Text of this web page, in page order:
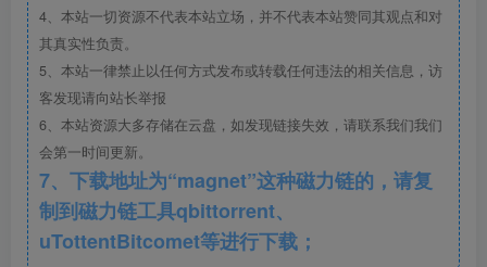
户外防腐竹木、防腐木平台施工图画法介绍-1
地面做法按常规处理方式即可，从整体看防腐竹木、防腐木
地板做法可分为无支墩式和有支墩式两种做法。常用做法为
无支墩式钢龙骨和有支墩式木龙骨做法。
4、本站一切资源不代表本站立场，并不代表本站赞同其观点和对
其真实性负责。
5、本站一律禁止以任何方式发布或转载任何违法的相关信息，访
客发现请向站长举报
6、本站资源大多存储在云盘，如发现链接失效，请联系我们我们
会第一时间更新。
7、下载地址为“magnet”这种磁力链的，请复
制到磁力链工具qbittorrent、
uTottentBitcomet等进行下载；